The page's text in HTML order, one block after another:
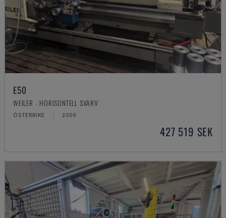
E50
WEILER - HORISONTELL SVARV
ÖSTERRIKE 2009
427 519 SEK